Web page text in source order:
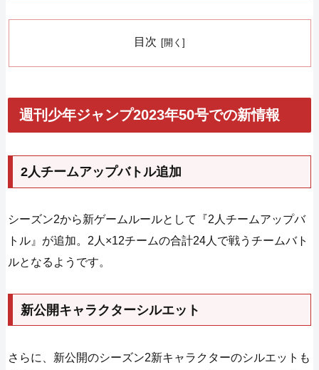
目次
週刊少年ジャンプ2023年50号での新情報
2人チームアップバトル追加
シーズン2から新ゲームルールとして『2人チームアップバ
トル』が追加。2人×12チームの合計24人で戦うチームバト
ルとなるようです。
新公開キャラクターシルエット
さらに、新公開のシーズン2新キャラクターのシルエットも